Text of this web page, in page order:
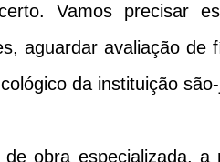
Vamos precisar
aguardar avaliação
da instituição
obra especializada,